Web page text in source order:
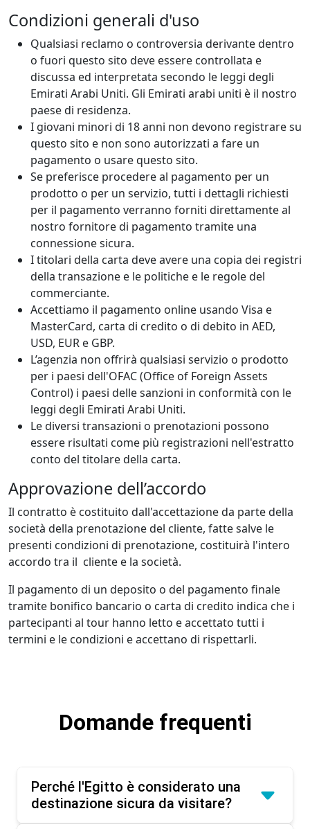
Condizioni generali d'uso
Qualsiasi reclamo o controversia derivante dentro
o fuori questo sito deve essere controllata e
discussa ed interpretata secondo le leggi degli
Emirati Arabi Uniti. Gli Emirati arabi uniti è il nostro
paese di residenza.
I giovani minori di 18 anni non devono registrare su
questo sito e non sono autorizzati a fare un
pagamento o usare questo sito.
Se preferisce procedere al pagamento per un
prodotto o per un servizio, tutti i dettagli richiesti
per il pagamento verranno forniti direttamente al
nostro fornitore di pagamento tramite una
connessione sicura.
I titolari della carta deve avere una copia dei registri
della transazione e le politiche e le regole del
commerciante.
Accettiamo il pagamento online usando Visa e
MasterCard, carta di credito o di debito in AED,
USD, EUR e GBP.
L’agenzia non offrirà qualsiasi servizio o prodotto
per i paesi dell'OFAC (Office of Foreign Assets
Control) i paesi delle sanzioni in conformità con le
leggi degli Emirati Arabi Uniti.
Le diversi transazioni o prenotazioni possono
essere risultati come più registrazioni nell'estratto
conto del titolare della carta.
Approvazione dell’accordo
Il contratto è costituito dall'accettazione da parte della
società della prenotazione del cliente, fatte salve le
presenti condizioni di prenotazione, costituirà l'intero
accordo tra il cliente e la società.
Il pagamento di un deposito o del pagamento finale
tramite bonifico bancario o carta di credito indica che i
partecipanti al tour hanno letto e accettato tutti i
termini e le condizioni e accettano di rispettarli.
Domande frequenti
Perché l'Egitto è considerato una
destinazione sicura da visitare?